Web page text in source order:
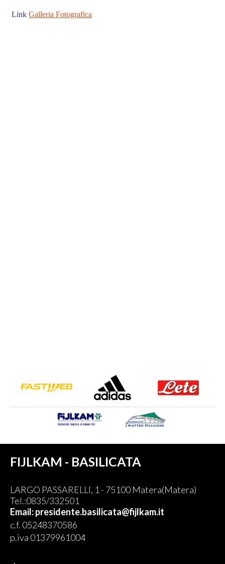
Link Galleria Fotografica
FIJLKAM - BASILICATA
LARGO PASSARELLI, 1 - 75100 Matera(Matera)
Tel.:0835/332501
Email: presidente.basilicata@fijlkam.it
c.f. 05248370586
p.iva 01379961004